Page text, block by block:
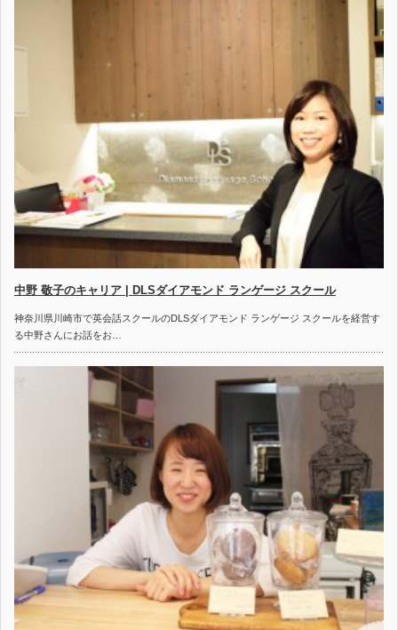
中野 敬子のキャリア | DLSダイアモンド ランゲージ スクール
神奈川県川崎市で英会話スクールのDLSダイアモンド ランゲージ スクールを経営す
る中野さんにお話をお…